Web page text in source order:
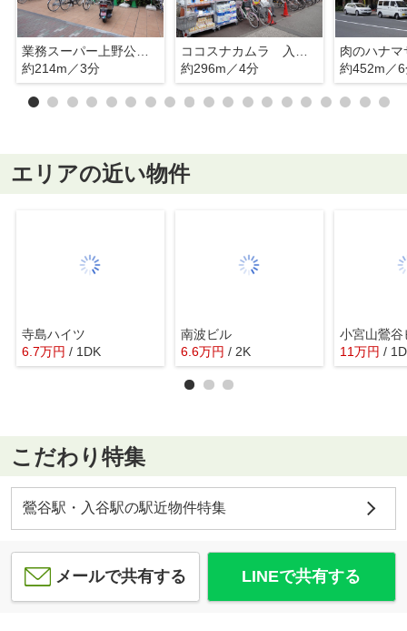
業務スーパー上野公園店
約214m／3分
ココスナカムラ 入谷店
約296m／4分
肉のハナ
約452m／
エリアの近い物件
寺島ハイツ
6.7万円 / 1DK
南波ビル
6.6万円 / 2K
小宮山鶯谷
11万円 /
こだわり特集
鶯谷駅・入谷駅の駅近物件特集
メールで共有する LINEで共有する